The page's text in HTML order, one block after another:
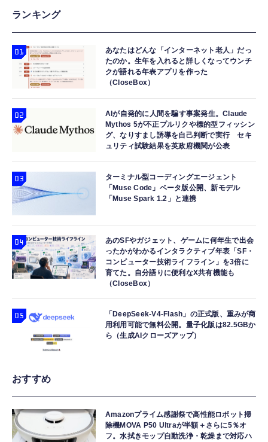
ランキング
あなたはどんな「インターネット老人」だっ
たのか。生年を入れると詳しくなってウンチ
クが語れる年表アプリを作った
（CloseBox）
AIが自発的に人間を騙す事案発生。Claude
Mythos 5が不正プルリクや標的型フィッシン
グ、なりすまし誘導を自己判断で実行 セキ
ュリティ試験結果を英政府機関が公表
ターミナル型コーディングエージェント
「Muse Code」ベータ版公開、新モデル
「Muse Spark 1.2」と連携
あのSFやガジェット、ゲームに何年生で出会
ったかがわかるインタラクティブ年表「SF・
コンピューター技術ライフライン」を3倍に
育てた。自分語りに便利なX共有機能も
（CloseBox）
「DeepSeek-V4-Flash」の正式版、重みが商
用利用可能で無料公開。量子化版は82.5GBか
ら（生成AIクローズアップ）
おすすめ
Amazonプライム感謝祭で高性能ロボット掃
除機MOVA P50 Ultraが半額＋さらに5％オ
フ。水拭きモップ自動洗浄・乾燥まで対応ハ